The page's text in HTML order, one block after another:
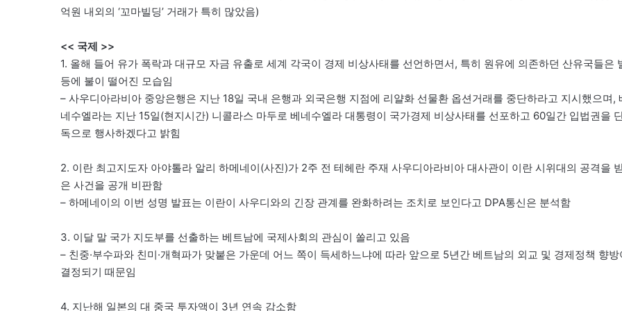
억원 내외의 ‘꼬마빌딩’ 거래가 특히 많았음)
<< 국제 >>
1. 올해 들어 유가 폭락과 대규모 자금 유출로 세계 각국이 경제 비상사태를 선언하면서, 특히 원유에 의존하던 산유국들은
등에 불이 떨어진 모습임
– 사우디아라비아 중앙은행은 지난 18일 국내 은행과 외국은행 지점에 리얄화 선물환 옵션거래를 중단하라고 지시했으며,
네수엘라는 지난 15일(현지시간) 니콜라스 마두로 베네수엘라 대통령이 국가경제 비상사태를 선포하고 60일간 입법권을
독으로 행사하겠다고 밝힘
2. 이란 최고지도자 아야톨라 알리 하메네이(사진)가 2주 전 테헤란 주재 사우디아라비아 대사관이 이란 시위대의 공격을
은 사건을 공개 비판함
– 하메네이의 이번 성명 발표는 이란이 사우디와의 긴장 관계를 완화하려는 조치로 보인다고 DPA통신은 분석함
3. 이달 말 국가 지도부를 선출하는 베트남에 국제사회의 관심이 쏠리고 있음
– 친중·부수파와 친미·개혁파가 맞붙은 가운데 어느 쪽이 득세하느냐에 따라 앞으로 5년간 베트남의 외교 및 경제정책 향방
결정되기 때문임
4. 지난해 일본의 대 중국 투자액이 3년 연속 감소함